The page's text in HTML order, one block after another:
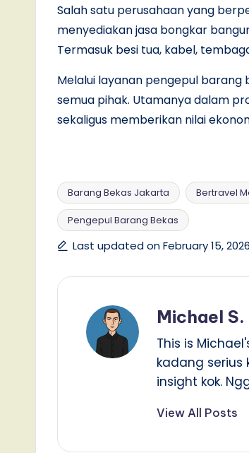
Salah satu perusahaan yang
menyediakan jasa bongkar
Termasuk besi tua, kabel,
Melalui layanan pengepul barang
semua pihak. Utamanya dalam
sekaligus memberikan nilai
Tags:
Barang Bekas Jakarta Bertravel
Pengepul Barang Bekas
Last updated on February 15, 2026
Michael S.
This is
kadang
insight kok.
View All Posts